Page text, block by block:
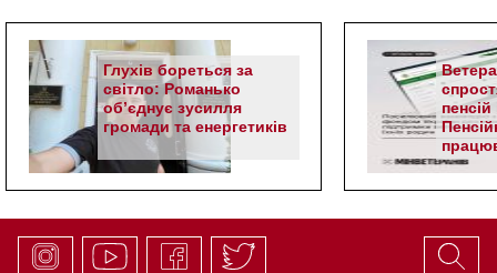
Глухів бореться за
світло: Романько
об’єднує зусилля
громади та енергетиків